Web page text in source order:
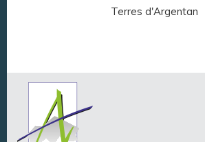
Terres d'Argentan